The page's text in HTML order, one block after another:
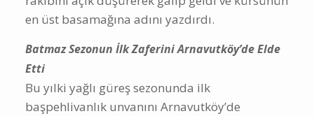
en üst basamağına adını yazdırdı.
Batmaz Sezonun İlk Zaferini Arnavutköy’de Elde
Etti
Bu yılki yağlı güreş sezonunda ilk
başpehlivanlık unvanını Arnavutköy’de